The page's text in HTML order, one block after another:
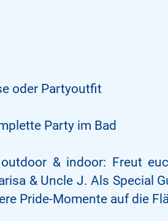
oder Partyoutfit
Party im Bad
& indoor: Freut
& Uncle J. Als Special
Pride-Momente auf die